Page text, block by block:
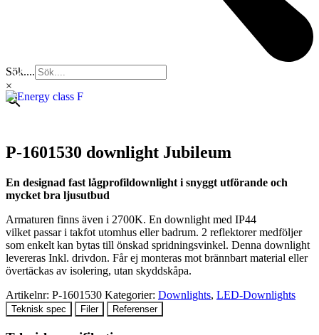
Sök....
×
P-1601530 downlight Jubileum
En designad fast lågprofildownlight i snyggt utförande och
mycket bra ljusutbud
Armaturen finns även i 2700K. En downlight med IP44
vilket passar i takfot utomhus eller badrum. 2 reflektorer medföljer
som enkelt kan bytas till önskad spridningsvinkel. Denna downlight
levereras Inkl. drivdon. Får ej monteras mot brännbart material eller
övertäckas av isolering, utan skyddskåpa.
Artikelnr: P-1601530 Kategorier: Downlights, LED-Downlights
Teknisk spec Filer Referenser